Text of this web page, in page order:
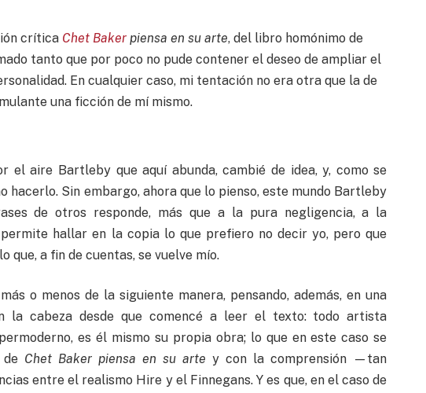
crítica Chet Bakerpiensa en su arte, del libro homónimo de
tanto que por poco no pude contener el deseo de ampliar el
En cualquier caso, mi tentación no era otra que la de
una ficción de mí mismo.
el aire Bartleby que aquí abunda, cambié de idea, y, como se
hacerlo. Sin embargo, ahora que lo pienso, este mundo Bartleby
de otros responde, más que a la pura negligencia, a la
hallar en la copia lo que prefiero no decir yo, pero que
que, a fin de cuentas, se vuelve mío.
o menos de la siguiente manera, pensando, además, en una
la cabeza desde que comencé a leer el texto: todo artista
es él mismo su propia obra; lo que en este caso se
Chet Baker piensa en su arte y con la comprensión —tan
entre el realismo Hire y el Finnegans. Y es que, en el caso de